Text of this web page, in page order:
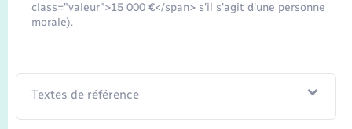
class="valeur">15 000 €</span> s'il s'agit d'une personne
morale).
Textes de référence